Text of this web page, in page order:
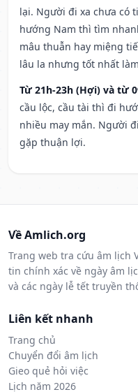
lại. Người đi xa chưa có
hướng Nam thì tìm
mâu thuẫn hay miệng
lâu la nhưng tốt nhất
Từ 21h-23h (Hợi) và từ
cầu lộc, cầu tài thì đi
nhiều may mắn. Người
gặp thuận lợi.
Về Amlich.org
Trang web tra cứu âm lịch
tin chính xác về ngày âm
và các ngày lễ tết truyền
Liên kết nhanh
Trang chủ
Chuyển đổi âm lịch
Gieo quẻ hỏi việc
Lịch năm 2026